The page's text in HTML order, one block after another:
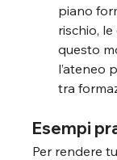
piano
rischio,
questo
l’ateneo
tra
Esempi
Per rendere